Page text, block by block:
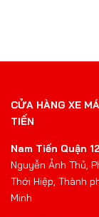
CỬA HÀNG XE
TIẾN
Nam Tiến Quận
Nguyễn Ảnh Thủ,
Thới Hiệp, Thành
Minh